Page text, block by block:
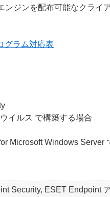
ンジンを配布可能なクラ
グラム対応表
イルス で構築する場合
Microsoft Windows Server
Security, ESET Endpoint